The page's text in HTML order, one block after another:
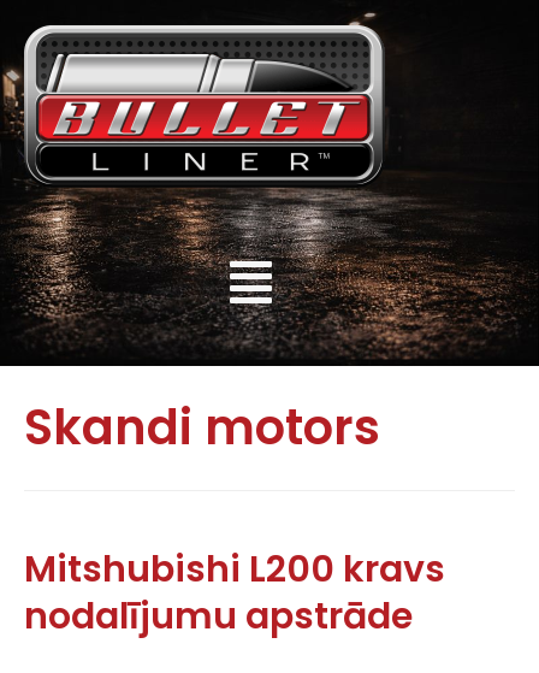
Skandi motors
Mitshubishi L200 kravs
nodalījumu apstrāde